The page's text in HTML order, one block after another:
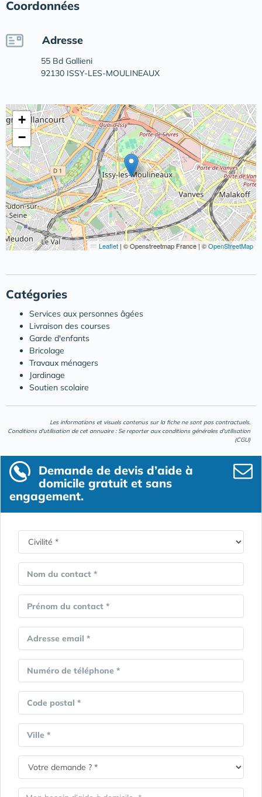
Coordonnées
Adresse
55 Bd Gallieni
92130 ISSY-LES-MOULINEAUX
+
−
Leaflet | © Openstreetmap France | ©OpenStreetMap
Catégories
Services aux personnes âgées
Livraison des courses
Garde d'enfants
Bricolage
Travaux ménagers
Jardinage
Soutien scolaire
Les informations et visuels contenus sur la fiche ne sont pas contractuels.
Conditions d'utilisation de cet annuaire : Se reporter aux conditions générales d'utilisation
(CGU)
Demande de devis d’aide à
domicile gratuit et sans
engagement.
Nom du contact *
Prénom du contact *
Adresse email *
Numéro de téléphone *
Code postal *
Ville *